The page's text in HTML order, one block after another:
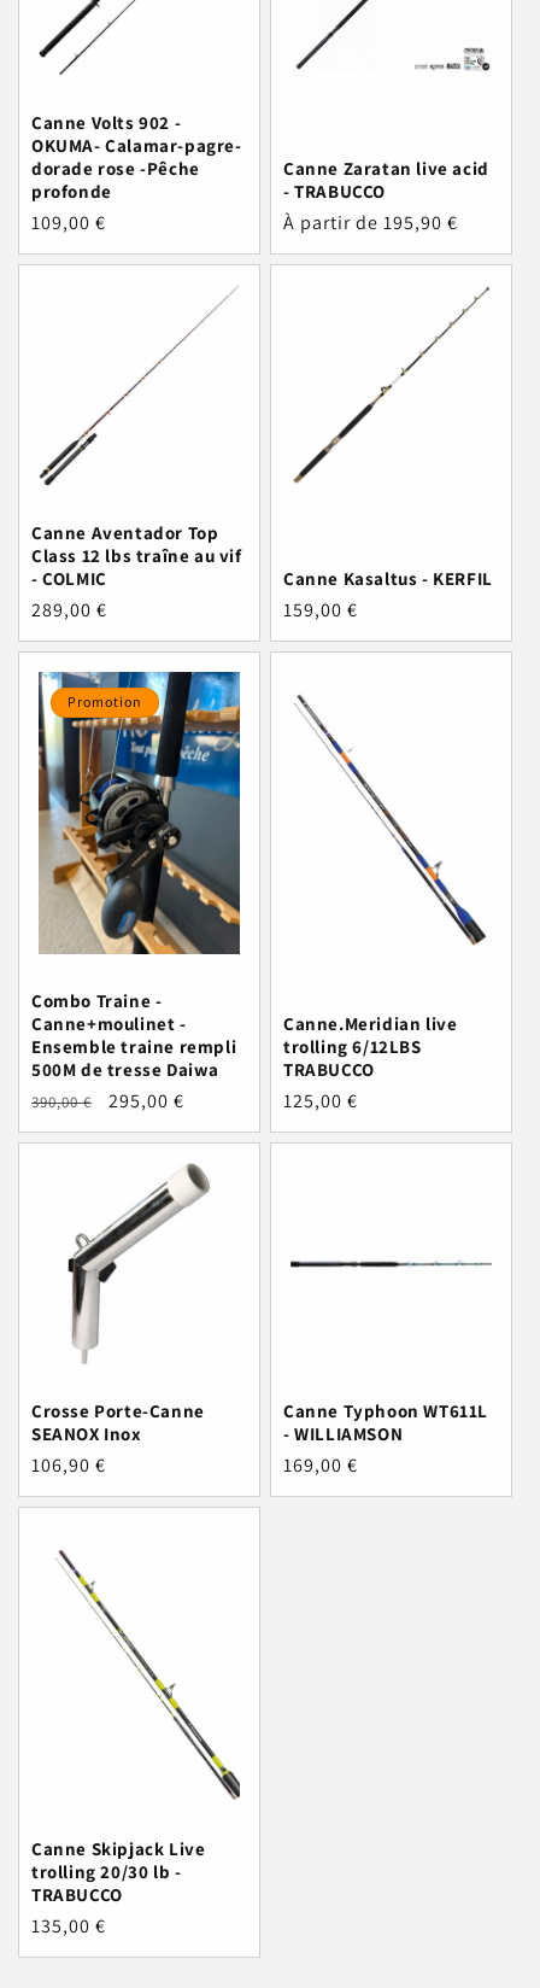
Canne Volts 902 -
OKUMA- Calamar-pagre-
dorade rose -Pêche
profonde
Prix
habituel
109,00 €
Canne Zaratan live acid
- TRABUCCO
Prix
habituel
À partir de 195,90 €
Canne Aventador Top
Class 12 lbs traîne au vif
- COLMIC
Prix
habituel
289,00 €
Canne Kasaltus - KERFIL
Prix
habituel
159,00 €
Promotion
Combo Traine -
Canne+moulinet -
Ensemble traine rempli
500M de tresse Daiwa
Prix
habituel
390,00 €
Prix
promotionnel
295,00 €
Canne.Meridian live
trolling 6/12LBS
TRABUCCO
Prix
habituel
125,00 €
Crosse Porte-Canne
SEANOX Inox
Prix
habituel
106,90 €
Canne Typhoon WT611L
- WILLIAMSON
Prix
habituel
169,00 €
Canne Skipjack Live
trolling 20/30 lb -
TRABUCCO
Prix
habituel
135,00 €